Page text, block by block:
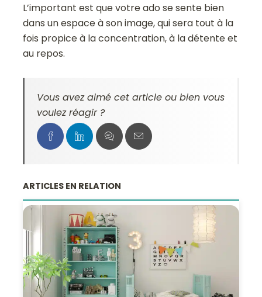
L’important est que votre ado se sente bien
dans un espace à son image, qui sera tout à la
fois propice à la concentration, à la détente et
au repos.
Vous avez aimé cet article ou bien vous
voulez réagir ?
ARTICLES EN RELATION